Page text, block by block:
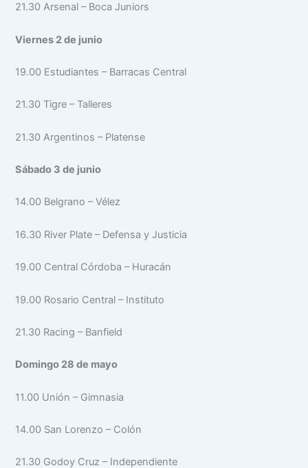
21.30 Arsenal – Boca Juniors
Viernes 2 de junio
19.00 Estudiantes – Barracas Central
21.30 Tigre – Talleres
21.30 Argentinos – Platense
Sábado 3 de junio
14.00 Belgrano – Vélez
16.30 River Plate – Defensa y Justicia
19.00 Central Córdoba – Huracán
19.00 Rosario Central – Instituto
21.30 Racing – Banfield
Domingo 28 de mayo
11.00 Unión – Gimnasia
14.00 San Lorenzo – Colón
21.30 Godoy Cruz – Independiente